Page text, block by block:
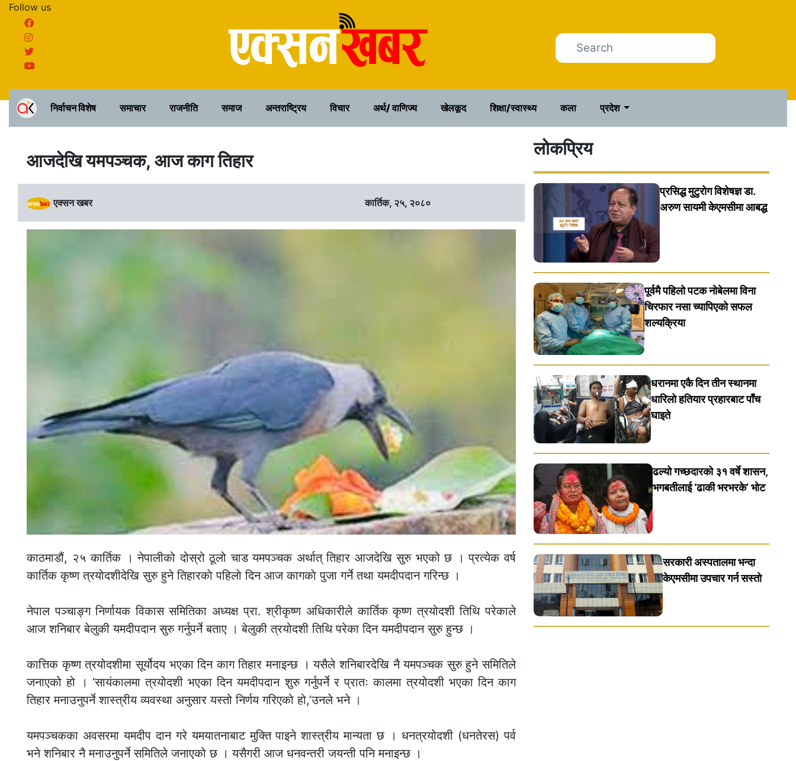
Follow us
२२ साउन २०८३, शुक्रवार
निर्वाचन विशेष समाचार राजनीति समाज अन्तराष्ट्रिय विचार अर्थ/ वाणिज्य खेलकूद शिक्षा/स्वास्थ्य कला प्रदेश
आजदेखि यमपञ्चक, आज काग तिहार
एक्सन खबर कार्तिक, २५, २०८०
काठमाडौं, २५ कार्तिक । नेपालीको दोस्रो ठूलो चाड यमपञ्चक अर्थात् तिहार आजदेखि सुरु भएको छ । प्रत्येक वर्ष
कार्तिक कृष्ण त्रयोदशीदेखि सुरु हुने तिहारकाे पहिलाे दिन आज कागकाे पुजा गर्ने तथा यमदीपदान गरिन्छ ।
नेपाल पञ्चाङ्ग निर्णायक विकास समितिका अध्यक्ष प्रा. श्रीकृष्ण अधिकारीले कार्तिक कृष्ण त्रयोदशी तिथि परेकाले
आज शनिबार बेलुकी यमदीपदान सुरु गर्नुपर्ने बताए । बेलुकी त्रयोदशी तिथि परेका दिन यमदीपदान सुरु हुन्छ ।
कात्तिक कृष्ण त्रयोदशीमा सूर्योदय भएका दिन काग तिहार मनाइन्छ । यसैले शनिबारदेखि नै यमपञ्चक सुरु हुने समितिले
जनाएको हो । ‘सायंकालमा त्रयोदशी भएका दिन यमदीपदान शुरु गर्नुपर्ने र प्रातः कालमा त्रयोदशी भएका दिन काग
तिहार मनाउनुपर्ने शास्त्रीय व्यवस्था अनुसार यस्तो निर्णय गरिएको हो,’उनले भने ।
यमपञ्चकका अवसरमा यमदीप दान गरे यमयातनाबाट मुक्ति पाइने शास्त्रीय मान्यता छ । धनत्रयोदशी (धनतेरस) पर्व
भने शनिबार नै मनाउनुपर्ने समितिले जनाएको छ । यसैगरी आज धनवन्तरी जयन्ती पनि मनाइन्छ ।
लोकप्रिय
प्रसिद्ध मुटुरोग विशेषज्ञ डा.
अरुण सायमी केएमसीमा आबद्ध
पूर्वमै पहिलो पटक नोबेलमा विना
चिरफार नसा च्यापिएको सफल
शल्यक्रिया
धरानमा एकै दिन तीन स्थानमा
धारिलाे हतियार प्रहारबाट पाँच
घाइते
ढल्यो गच्छदारको ३१ वर्षे शासन,
भगबतीलाई ‘ढाकी भरभरके’ भाेट
सरकारी अस्पतालमा भन्दा
केएमसीमा उपचार गर्न सस्ताे